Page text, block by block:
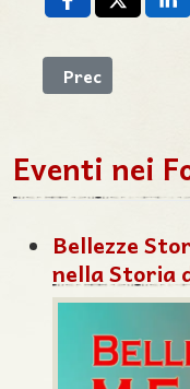
Articolo
Prec
Eventi nei
Bellezze
nella Storia